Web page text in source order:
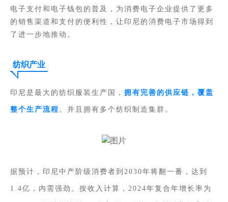
电子支付和电子钱包的普及， 为消费电子企业提供了更多
的销售渠道和支付的便利性 ，让印尼的消费电子市场得到
了进一步地推动。
纺织产业
印尼是最大的纺织服装生产国， 拥有完善的供应链，覆盖
整个生产流程 。并且拥有多个纺织制造集群。
据预计，印尼中产阶级消费者到2030年将翻一番，达到
1.4亿，内需强劲。按收入计算，2024年复合年增长率为